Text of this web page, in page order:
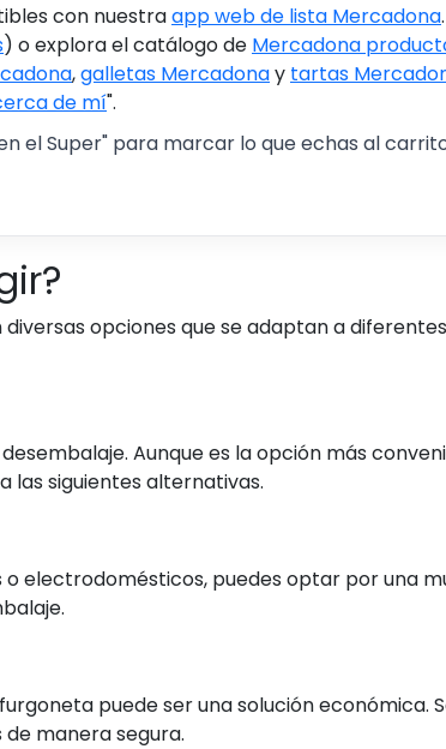
con nuestraapp web de lista Mercadona
) o explora el catálogo de Mercadona
,galletas Mercadonay tartas
de mí".
el Super" para marcar lo que echas al
opciones que se adaptan a
Aunque es la opción más
las siguientes alternativas.
electrodomésticos, puedes optar por una
puede ser una solución
manera segura.